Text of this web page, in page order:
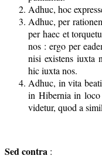
Adhuc, hoc
Adhuc, per
per haec et
nos : ergo per
nisi existens iuxta
hic iuxta nos.
Adhuc, in vita
in Hibernia in
videtur, quod a
Sed contra :